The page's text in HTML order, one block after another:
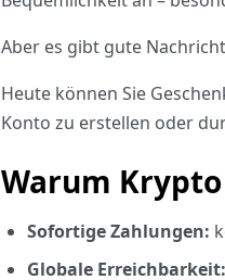
Aber es gibt gute
Heute können Sie
Konto zu erstellen oder
Warum
Sofortige Zahlungen:
Globale Erreichbarkeit: